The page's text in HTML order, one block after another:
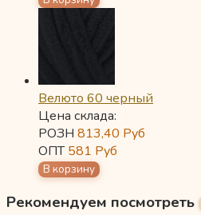
Велюто 60 черный
Цена склада:
РОЗН 813,40 Руб
ОПТ581 Руб
Рекомендуем посмотреть